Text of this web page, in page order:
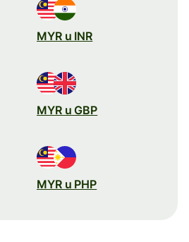
MYR u INR
MYR u GBP
MYR u PHP